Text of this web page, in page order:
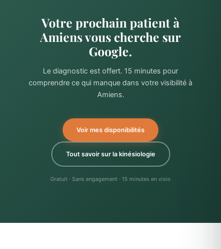
Votre prochain patient à
Amiens vous cherche sur
Google.
Le diagnostic est offert. 15 minutes pour
comprendre ce qui manque dans votre visibilité à
Amiens.
Voir mes disponibilités
Tout savoir sur la kinésiologie
Gratuit · Sans engagement · 15 minutes en visio